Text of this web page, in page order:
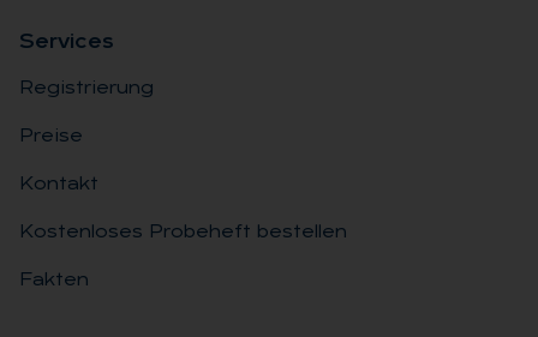
Ser­vices
Registrierung
Preise
Kontakt
Kostenloses Probeheft bestellen
Fakten